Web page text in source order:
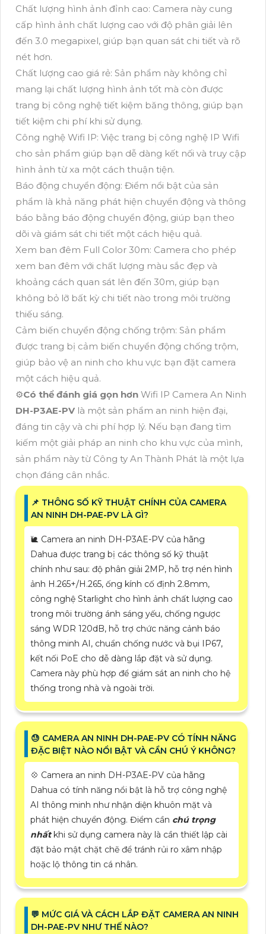
Chất lượng hình ảnh đỉnh cao: Camera này cung
cấp hình ảnh chất lượng cao với độ phân giải lên
đến 3.0 megapixel, giúp bạn quan sát chi tiết và rõ
nét hơn.
Chất lượng cao giá rẻ: Sản phẩm này không chỉ
mang lại chất lượng hình ảnh tốt mà còn được
trang bị công nghệ tiết kiệm băng thông, giúp bạn
tiết kiệm chi phí khi sử dụng.
Công nghệ Wifi IP: Việc trang bị công nghệ IP Wifi
cho sản phẩm giúp bạn dễ dàng kết nối và truy cập
hình ảnh từ xa một cách thuận tiện.
Báo động chuyển động: Điểm nổi bật của sản
phẩm là khả năng phát hiện chuyển động và thông
báo bằng báo động chuyển động, giúp bạn theo
dõi và giám sát chi tiết một cách hiệu quả.
Xem ban đêm Full Color 30m: Camera cho phép
xem ban đêm với chất lượng màu sắc đẹp và
khoảng cách quan sát lên đến 30m, giúp bạn
không bỏ lỡ bất kỳ chi tiết nào trong môi trường
thiếu sáng.
Cảm biến chuyển động chống trộm: Sản phẩm
được trang bị cảm biến chuyển động chống trộm,
giúp bảo vệ an ninh cho khu vực bạn đặt camera
một cách hiệu quả.
⚙Có thể đánh giá gọn hơn Wifi IP Camera An Ninh
DH-P3AE-PV là một sản phẩm an ninh hiện đại,
đáng tin cậy và chi phí hợp lý. Nếu bạn đang tìm
kiếm một giải pháp an ninh cho khu vực của mình,
sản phẩm này từ Công ty An Thành Phát là một lựa
chọn đáng cân nhắc.
📌 THÔNG SỐ KỸ THUẬT CHÍNH CỦA CAMERA
AN NINH DH-PAE-PV LÀ GÌ?
🐌 Camera an ninh DH-P3AE-PV của hãng
Dahua được trang bị các thông số kỹ thuật
chính như sau: độ phân giải 2MP, hỗ trợ nén hình
ảnh H.265+/H.265, ống kính cố định 2.8mm,
công nghệ Starlight cho hình ảnh chất lượng cao
trong môi trường ánh sáng yếu, chống ngược
sáng WDR 120dB, hỗ trợ chức năng cảnh báo
thông minh AI, chuẩn chống nước và bụi IP67,
kết nối PoE cho dễ dàng lắp đặt và sử dụng.
Camera này phù hợp để giám sát an ninh cho hệ
thống trong nhà và ngoài trời.
😓 CAMERA AN NINH DH-PAE-PV CÓ TÍNH NĂNG
ĐẶC BIỆT NÀO NỔI BẬT VÀ CẦN CHÚ Ý KHÔNG?
💠 Camera an ninh DH-P3AE-PV của hãng
Dahua có tính năng nổi bật là hỗ trợ công nghệ
AI thông minh như nhận diện khuôn mặt và
phát hiện chuyển động. Điểm cần chú trọng
nhấtkhi sử dụng camera này là cần thiết lập cài
đặt bảo mật chặt chẽ để tránh rủi ro xâm nhập
hoặc lộ thông tin cá nhân.
️💬 MỨC GIÁ VÀ CÁCH LẮP ĐẶT CAMERA AN NINH
DH-PAE-PV NHƯ THẾ NÀO?